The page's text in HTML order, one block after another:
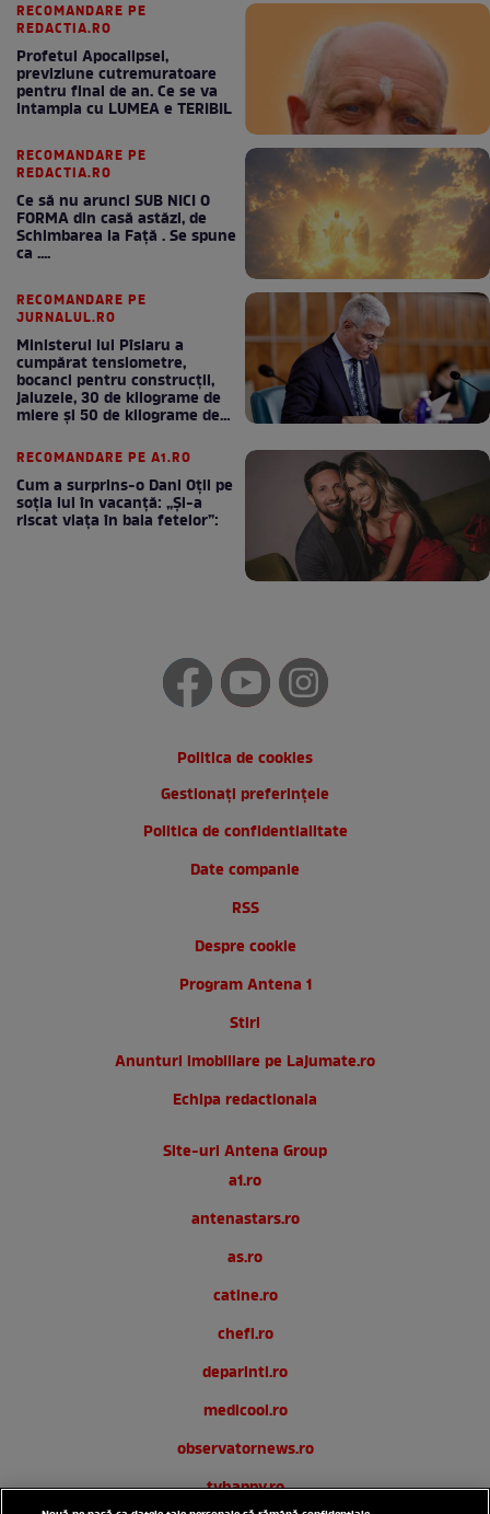
RECOMANDARE PE
REDACTIA.RO
Profetul Apocalipsei,
previziune cutremuratoare
pentru final de an. Ce se va
intampla cu LUMEA e TERIBIL
RECOMANDARE PE
REDACTIA.RO
Ce să nu arunci SUB NICI O
FORMA din casă astăzi, de
Schimbarea la Față . Se spune
ca ....
RECOMANDARE PE
JURNALUL.RO
Ministerul lui Pîslaru a
cumpărat tensiometre,
bocanci pentru construcții,
jaluzele, 30 de kilograme de
miere și 50 de kilograme de
RECOMANDARE PE A1.RO
Cum a surprins-o Dani Oțil pe
soția lui în vacanță: „Și-a
riscat viața în baia fetelor”:
Politica de cookies
Gestionați preferințele
Politica de confidentialitate
Date companie
RSS
Despre cookie
Program Antena 1
Stiri
Anunturi imobiliare pe Lajumate.ro
Echipa redactionala
Site-uri Antena Group
a1.ro
antenastars.ro
as.ro
catine.ro
chefi.ro
deparinti.ro
medicool.ro
observatornews.ro
tvhappy.ro